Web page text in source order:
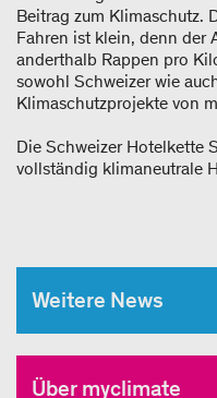
Beitrag zum Klimaschutz.
Fahren ist klein, denn der
anderthalb Rappen pro
sowohl Schweizer wie
Klimaschutzprojekte von
Die Schweizer Hotelkette
vollständig klimaneutrale
Weitere News
Über myclimate